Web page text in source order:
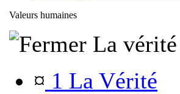
Valeurs humaines
La vérité
¤ 1 La Vérité